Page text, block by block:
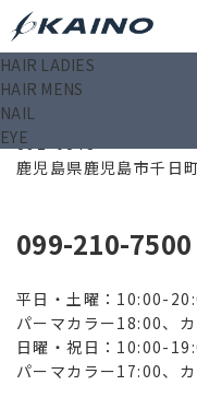
HAIR LADIES
HAIR MENS
NAIL
EYE
鹿児島センテ
892-0843
鹿児島県鹿児島市千
099-210-7500
平日・土曜：10:00-
パーマカラー18:00、
日曜・祝日：10:00-
パーマカラー17:00、